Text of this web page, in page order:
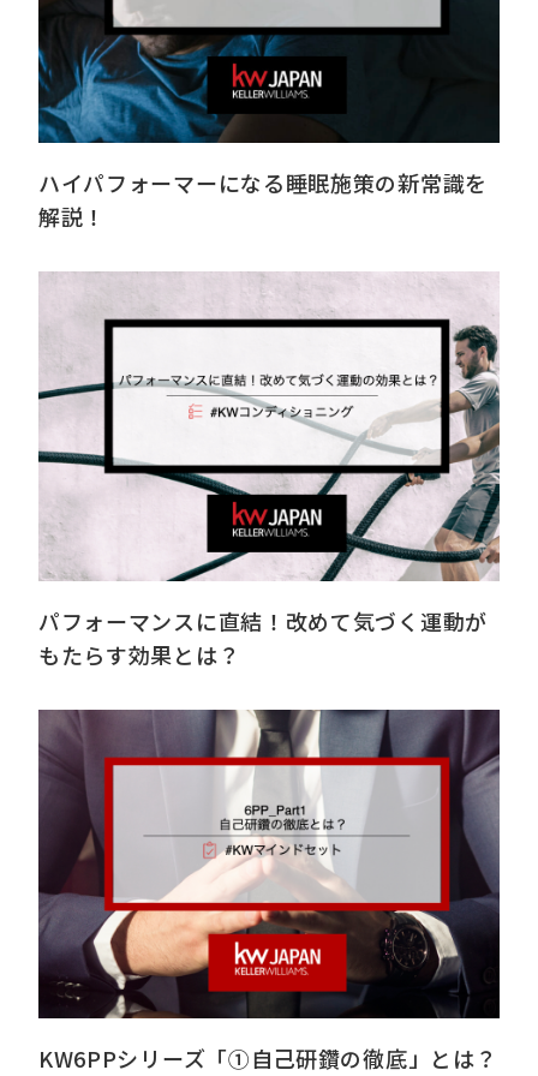
ハイパフォーマーになる睡眠施策の新常識を
解説！
パフォーマンスに直結！改めて気づく運動が
もたらす効果とは？
KW6PPシリーズ「①自己研鑽の徹底」とは？